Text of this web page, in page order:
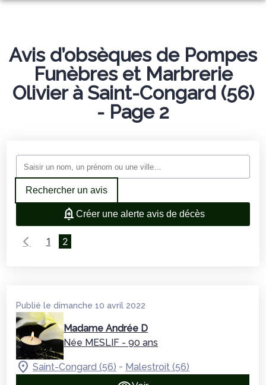
MONUMENTS FUNÉRAIRES
NOTRE AGENCE
SALON FUNÉRAIRE
Avis d’obsèques de Pompes
Funèbres et Marbrerie
Olivier à Saint-Congard (56)
- Page 2
Rechercher un avis
Créer une alerte avis de décès
1 2
Publié le dimanche 10 avril 2022
Madame Andrée D
Née MESLIF - 90 ans
Saint-Congard (56) - Malestroit (56)